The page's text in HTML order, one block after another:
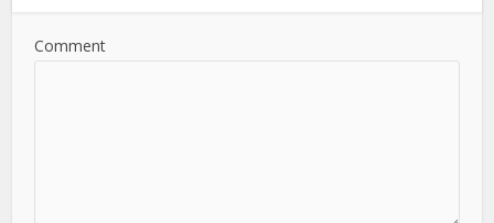
Comment